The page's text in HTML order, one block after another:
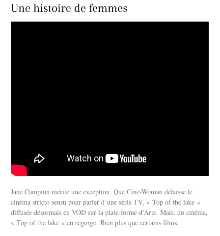
e
o
k
d
Une histoire de femmes
Jane Campion mérite une exception. Que Cine-Woman délaisse le
cinéma stricto sensu pour parler d’une série TV, « Top of the lake »
diffusée désormais en VOD sur la plate-forme d’Arte. Mais, du cinéma,
« Top of the lake » en regorge. Bien plus que certains films.